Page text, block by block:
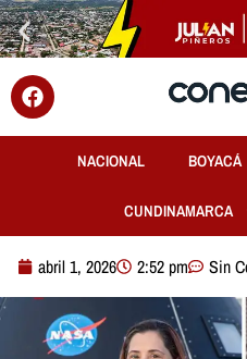
NACIONAL BOYACÁ
CUNDINAMARCA
abril 1, 2026 2:52 pm Sin